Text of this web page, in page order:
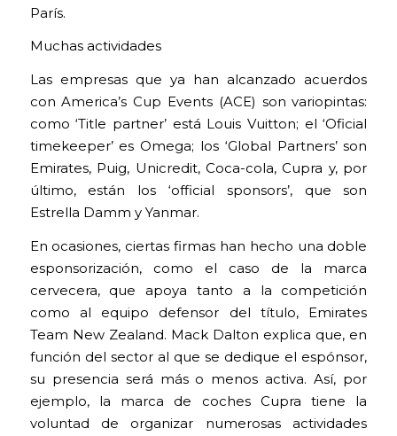
París.
Muchas actividades
Las empresas que ya han alcanzado acuerdos
con America’s Cup Events (ACE) son variopintas:
como ‘Title partner’ está Louis Vuitton; el ‘Oficial
timekeeper’ es Omega; los ‘Global Partners’ son
Emirates, Puig, Unicredit, Coca-cola, Cupra y, por
último, están los ‘official sponsors’, que son
Estrella Damm y Yanmar.
En ocasiones, ciertas firmas han hecho una doble
esponsorización, como el caso de la marca
cervecera, que apoya tanto a la competición
como al equipo defensor del título, Emirates
Team New Zealand. Mack Dalton explica que, en
función del sector al que se dedique el espónsor,
su presencia será más o menos activa. Así, por
ejemplo, la marca de coches Cupra tiene la
voluntad de organizar numerosas actividades